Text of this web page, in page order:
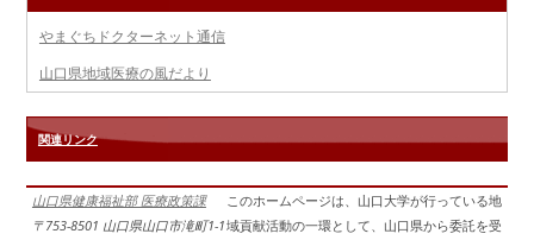
やまぐちドクターネット通信
山口県地域医療の風だより
関連リンク
山口県健康福祉部 医療政策課
〒753-8501 山口県山口市滝町1-1
このホームページは、山口大学が行っている地
域貢献活動の一環として、山口県から委託を受